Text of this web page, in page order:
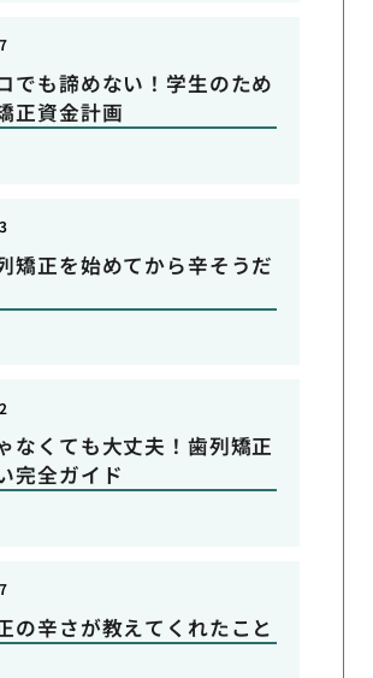
でも諦めない！学生のため
正資金計画
矯正を始めてから辛そうだ
なくても大丈夫！歯列矯正
完全ガイド
の辛さが教えてくれたこと